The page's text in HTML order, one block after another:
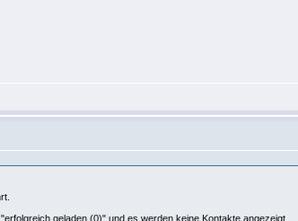
geladen (0)" und es werden keine Kontakte angezeigt.